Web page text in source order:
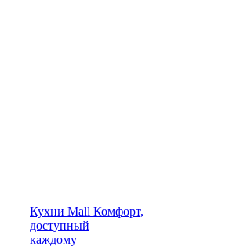
Кухни Mall Комфорт,
доступный
каждому